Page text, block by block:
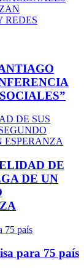
DE
DE UN
para 75 país